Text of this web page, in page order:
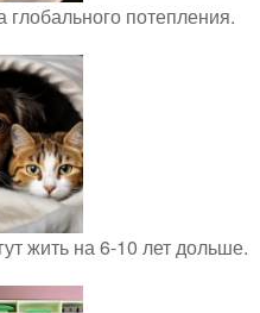
глобального потепления.
жить на 6-10 лет дольше.